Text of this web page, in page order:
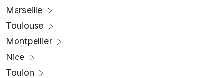
Marseille
Toulouse
Montpellier
Nice
Toulon